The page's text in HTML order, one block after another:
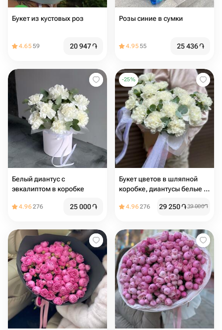
Букет из кустовых роз
4.6559 20 947֏
Розы синие в сумки
4.9555 25 436֏
Белый диантус с
эвкалиптом в коробке
4.96276 25 000֏
-25%
Букет цветов в шляпной
коробке, диантусы белые и
4.96276 29 250֏39 000֏